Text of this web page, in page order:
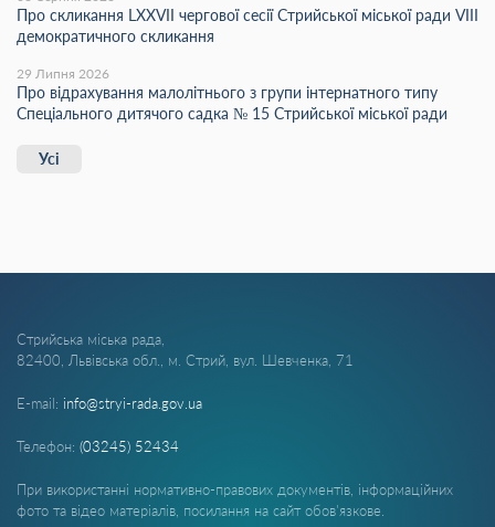
Про скликання LХХVІІ чергової сесії Стрийської міської ради VIII
демократичного скликання
29 Липня 2026
Про відрахування малолітнього з групи інтернатного типу
Спеціального дитячого садка № 15 Стрийської міської ради
Усі
Стрийська міська рада,
82400, Львівська обл., м. Стрий, вул. Шевченка, 71
E-mail: info@stryi-rada.gov.ua
Телефон: (03245) 52434
При використанні нормативно-правових документів, інформаційних
фото та відео матеріалів, посилання на сайт обов'язкове.